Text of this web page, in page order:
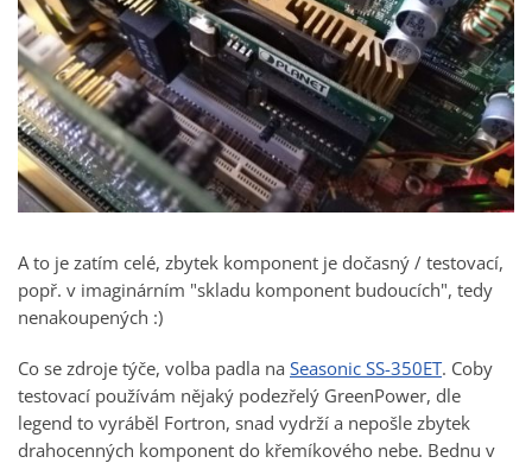
A to je zatím celé, zbytek komponent je dočasný / testovací,
popř. v imaginárním "skladu komponent budoucích", tedy
nenakoupených :)
Co se zdroje týče, volba padla na Seasonic SS-350ET. Coby
testovací používám nějaký podezřelý GreenPower, dle
legend to vyráběl Fortron, snad vydrží a nepošle zbytek
drahocenných komponent do křemíkového nebe. Bednu v